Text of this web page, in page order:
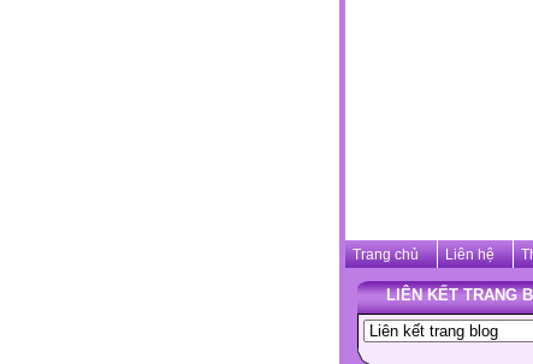
Trang chủ Liên hệ
LIÊN KẾT TRANG